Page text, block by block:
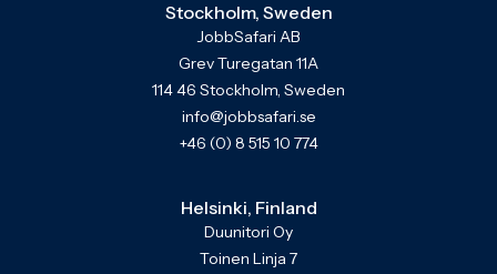
Stockholm, Sweden
JobbSafari AB
Grev Turegatan 11A
114 46 Stockholm, Sweden
info@jobbsafari.se
+46 (0) 8 515 10 774
Helsinki, Finland
Duunitori Oy
Toinen Linja 7